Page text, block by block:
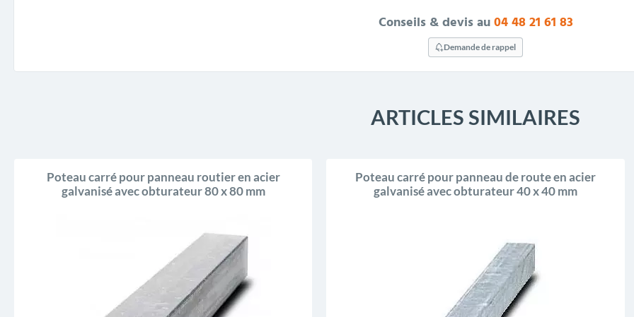
Conseils & devis au04 48 21 61 83
Demande de rappel
ARTICLES SIMILAIRES
Poteau carré pour panneau routier en acier
galvanisé avec obturateur 80 x 80 mm
Poteau carré pour panneau de route en acier
galvanisé avec obturateur 40 x 40 mm